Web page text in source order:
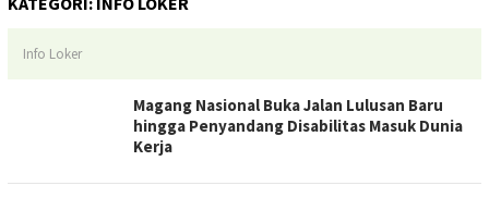
Info Loker
Magang Nasional Buka Jalan Lulusan Baru
hingga Penyandang Disabilitas Masuk Dunia
Kerja